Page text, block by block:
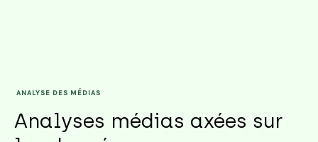
ANALYSE DES MÉDIAS
Analyses médias axées sur